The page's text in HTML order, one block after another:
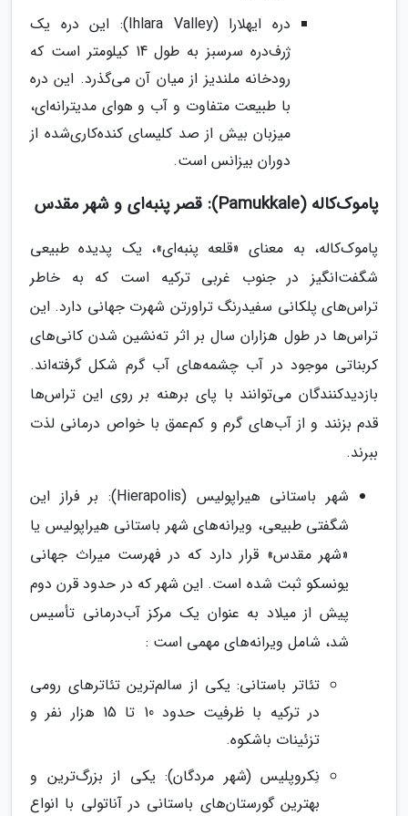
دره ایهلارا (Ihlara Valley): این دره یک
ژرف‌دره سرسبز به طول 14 کیلومتر است که
رودخانه ملندیز از میان آن می‌گذرد. این دره
با طبیعت متفاوت و آب و هوای مدیترانه‌ای،
میزبان بیش از صد کلیسای کنده‌کاری‌شده از
دوران بیزانس است.
پاموک‌کاله (Pamukkale): قصر پنبه‌ای و شهر مقدس
پاموک‌کاله، به معنای «قلعه پنبه‌ای»، یک پدیده طبیعی
شگفت‌انگیز در جنوب غربی ترکیه است که به خاطر
تراس‌های پلکانی سفیدرنگ تراورتن شهرت جهانی دارد. این
تراس‌ها در طول هزاران سال بر اثر ته‌نشین شدن کانی‌های
کربناتی موجود در آب چشمه‌های آب گرم شکل گرفته‌اند.
بازدیدکنندگان می‌توانند با پای برهنه بر روی این تراس‌ها
قدم بزنند و از آب‌های گرم و کم‌عمق با خواص درمانی لذت
ببرند.
شهر باستانی هیراپولیس (Hierapolis): بر فراز این
شگفتی طبیعی، ویرانه‌های شهر باستانی هیراپولیس یا
«شهر مقدس» قرار دارد که در فهرست میراث جهانی
یونسکو ثبت شده است. این شهر که در حدود قرن دوم
پیش از میلاد به عنوان یک مرکز آب‌درمانی تأسیس
شد، شامل ویرانه‌های مهمی است :
تئاتر باستانی: یکی از سالم‌ترین تئاترهای رومی
در ترکیه با ظرفیت حدود 10 تا 15 هزار نفر و
تزئینات باشکوه.
نِکروپلیس (شهر مردگان): یکی از بزرگ‌ترین و
بهترین گورستان‌های باستانی در آناتولی با انواع